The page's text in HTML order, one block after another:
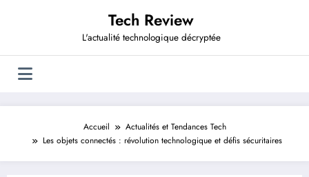
Tech Review
L'actualité technologique décryptée
Accueil
Actualités et Tendances Tech
Les objets connectés : révolution technologique et défis sécuritaires